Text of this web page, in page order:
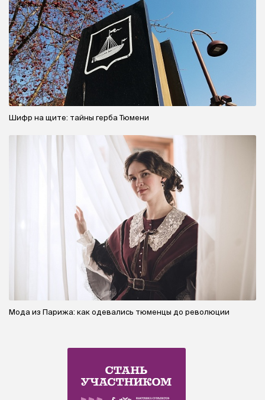
Шифр на щите: тайны герба Тюмени
Мода из Парижа: как одевались тюменцы до революции